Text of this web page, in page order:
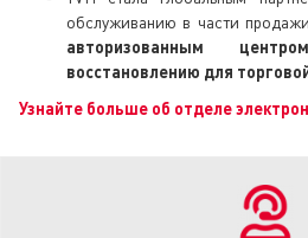
обслуживанию в части
авторизованным
восстановлению для
Узнайте больше об отделе